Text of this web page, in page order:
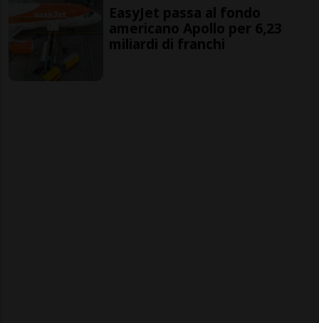
EasyJet passa al fondo
americano Apollo per 6,23
miliardi di franchi